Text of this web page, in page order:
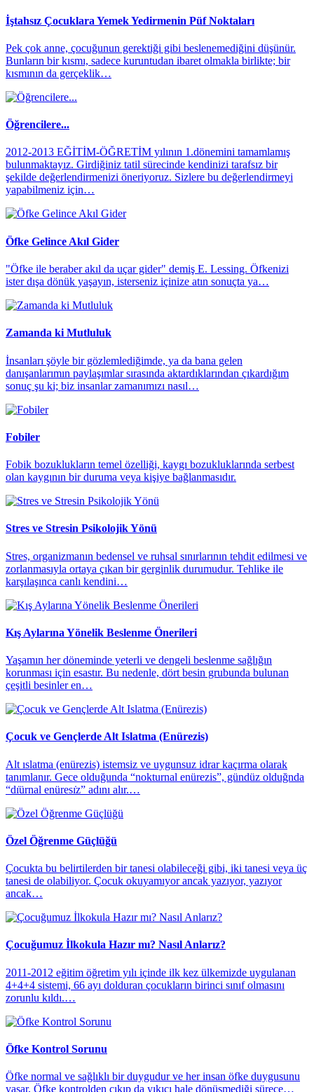
İştahsız Çocuklara Yemek Yedirmenin Püf Noktaları
​Pek çok anne, çocuğunun gerektiği gibi beslenemediğini düşünür.
Bunların bir kısmı, sadece kuruntudan ibaret olmakla birlikte; bir
kısmının da gerçeklik…
Öğrencilere...
2012-2013 EĞİTİM-ÖĞRETİM yılının 1.dönemini tamamlamış
bulunmaktayız. Girdiğiniz tatil sürecinde kendinizi tarafsız bir
şekilde değerlendirmenizi öneriyoruz. Sizlere bu değerlendirmeyi
yapabilmeniz için…
Öfke Gelince Akıl Gider
"Öfke ile beraber akıl da uçar gider" demiş E. Lessing. Öfkenizi
ister dışa dönük yaşayın, isterseniz içinize atın sonuçta ya…
Zamanda ki Mutluluk
İnsanları şöyle bir gözlemlediğimde, ya da bana gelen
danışanlarımın paylaşımlar sırasında aktardıklarından çıkardığım
sonuç şu ki; biz insanlar zamanımızı nasıl…
Fobiler
Fobik bozuklukların temel özelliği, kaygı bozukluklarında serbest
olan kaygının bir duruma veya kişiye bağlanmasıdır.
Stres ve Stresin Psikolojik Yönü
Stres, organizmanın bedensel ve ruhsal sınırlarının tehdit edilmesi ve
zorlanmasıyla ortaya çıkan bir gerginlik durumudur. Tehlike ile
karşılaşınca canlı kendini…
Kış Aylarına Yönelik Beslenme Önerileri
Yaşamın her döneminde yeterli ve dengeli beslenme sağlığın
korunması için esastır. Bu nedenle, dört besin grubunda bulunan
çeşitli besinler en…
Çocuk ve Gençlerde Alt Islatma (Enürezis)
Alt ıslatma (enürezis) istemsiz ve uygunsuz idrar kaçırma olarak
tanımlanır. Gece olduğunda “nokturnal enürezis”, gündüz olduğnda
“dı̇ürnal enüresı̇z” adını alır.…
Özel Öğrenme Güçlüğü
Çocukta bu belirtilerden bir tanesi olabileceği gibi, iki tanesi veya üç
tanesi de olabiliyor. Çocuk okuyamıyor ancak yazıyor, yazıyor
ancak…
Çocuğumuz İlkokula Hazır mı? Nasıl Anlarız?
​2011-2012 eğitim öğretim yılı içinde ilk kez ülkemizde uygulanan
4+4+4 sistemi, 66 ayı dolduran çocukların birinci sınıf olmasını
zorunlu kıldı.…
Öfke Kontrol Sorunu
Öfke normal ve sağlıklı bir duygudur ve her insan öfke duygusunu
yaşar. Öfke kontrolden çıkıp da yıkıcı hale dönüşmediği sürece…